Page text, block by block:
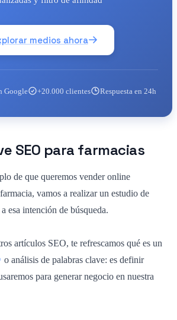
medios ahora
Google +20.000 clientes Respuesta en 24h
SEO para farmacias
de que queremos vender online
vamos a realizar un estudio de
esa intención de búsqueda.
artículos SEO, te refrescamos qué es un
o análisis de palabras clave: es definir
para generar negocio en nuestra